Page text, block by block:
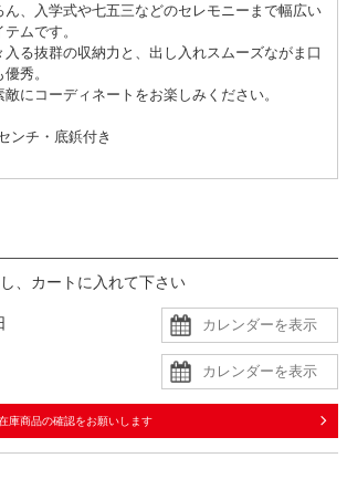
、入学式や七五三などのセレモニーまで幅広い
ムです。
る抜群の収納力と、出し入れスムーズながま口
秀。
にコーディネートをお楽しみください。
ンチ・底鋲付き
、カートに入れて下さい
庫商品の確認をお願いします